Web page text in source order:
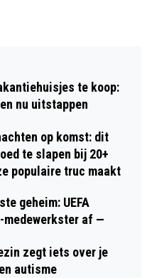
te koop:
nu uitstappen
op komst: dit
te slapen bij 20+
populaire truc maakt
geheim: UEFA
medewerkster af —
zegt iets over je
autisme